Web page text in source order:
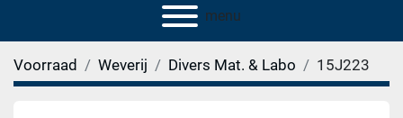
menu
Voorraad Weverij Divers Mat. & Labo 15J223